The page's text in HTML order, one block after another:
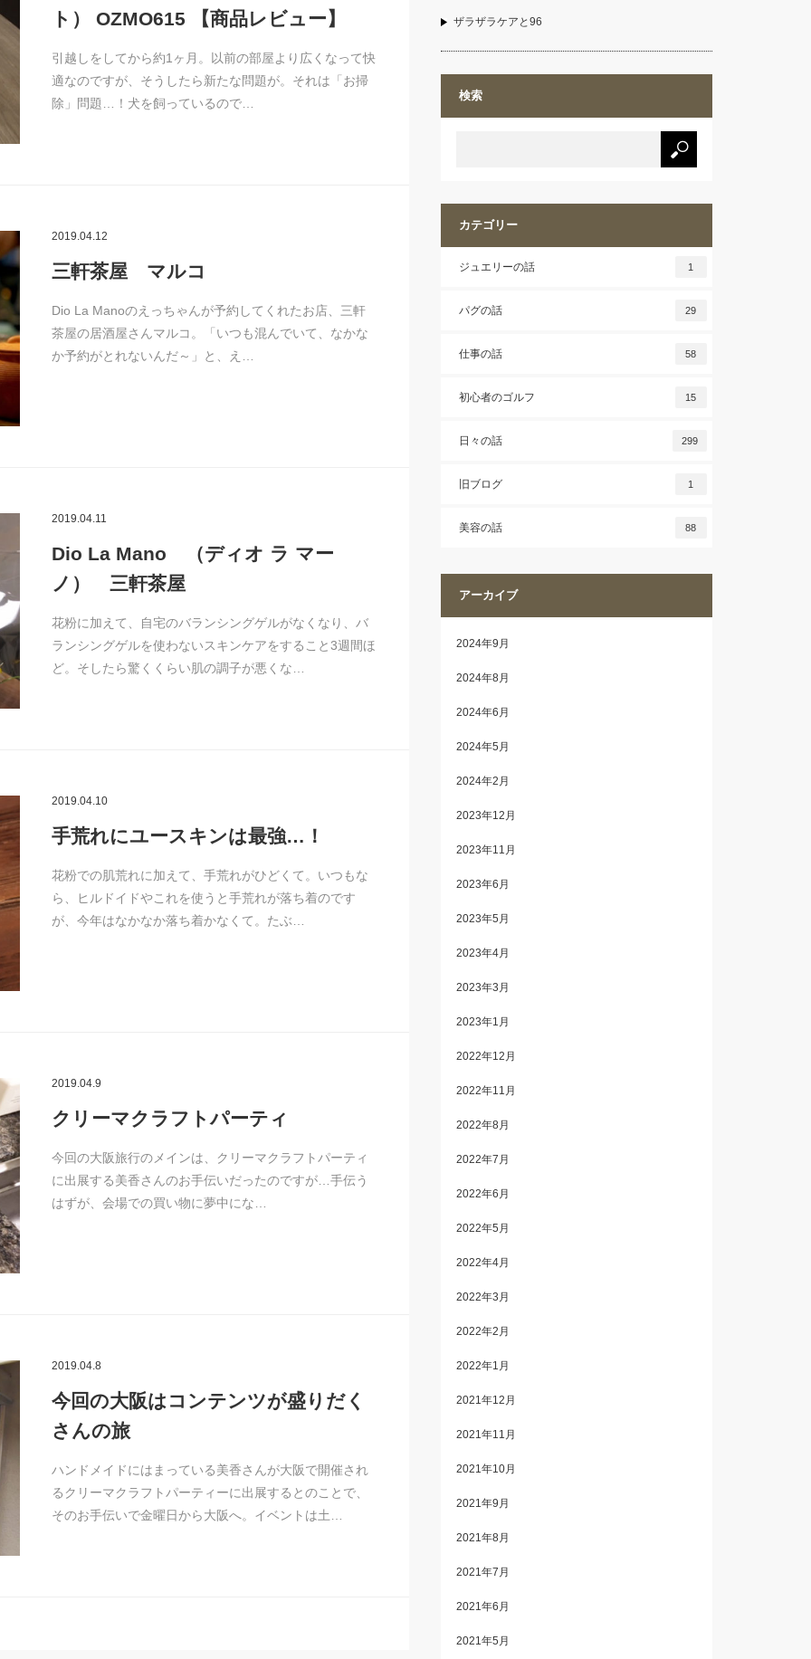
ト） OZMO615 【商品レビュー】
引越しをしてから約1ヶ月。以前の部屋より広くなって快
適なのですが、そうしたら新たな問題が。それは「お掃
除」問題…！犬を飼っているので…
2019.04.12
三軒茶屋 マルコ
Dio La Manoのえっちゃんが予約してくれたお店、三軒
茶屋の居酒屋さんマルコ。「いつも混んでいて、なかな
か予約がとれないんだ～」と、え…
2019.04.11
Dio La Mano （ディオ ラ マー
ノ） 三軒茶屋
花粉に加えて、自宅のバランシングゲルがなくなり、バ
ランシングゲルを使わないスキンケアをすること3週間ほ
ど。そしたら驚くくらい肌の調子が悪くな…
2019.04.10
手荒れにユースキンは最強…！
花粉での肌荒れに加えて、手荒れがひどくて。いつもな
ら、ヒルドイドやこれを使うと手荒れが落ち着のです
が、今年はなかなか落ち着かなくて。たぶ…
2019.04.9
クリーマクラフトパーティ
今回の大阪旅行のメインは、クリーマクラフトパーティ
に出展する美香さんのお手伝いだったのですが…手伝う
はずが、会場での買い物に夢中にな…
2019.04.8
今回の大阪はコンテンツが盛りだく
さんの旅
ハンドメイドにはまっている美香さんが大阪で開催され
るクリーマクラフトパーティーに出展するとのことで、
そのお手伝いで金曜日から大阪へ。イベントは土…
ザラザラケアと96
検索
カテゴリー
ジュエリーの話 1
パグの話 29
仕事の話 58
初心者のゴルフ 15
日々の話 299
旧ブログ 1
美容の話 88
アーカイブ
2024年9月
2024年8月
2024年6月
2024年5月
2024年2月
2023年12月
2023年11月
2023年6月
2023年5月
2023年4月
2023年3月
2023年1月
2022年12月
2022年11月
2022年8月
2022年7月
2022年6月
2022年5月
2022年4月
2022年3月
2022年2月
2022年1月
2021年12月
2021年11月
2021年10月
2021年9月
2021年8月
2021年7月
2021年6月
2021年5月